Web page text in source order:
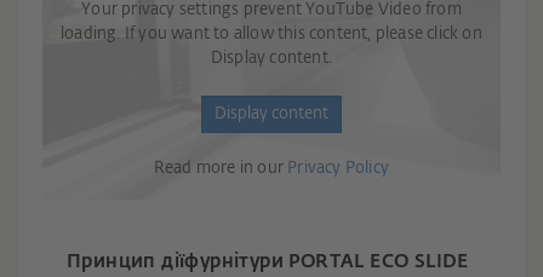
Your privacy settings prevent YouTube Video from
loading. If you want to allow this content, please click on
Display content.
Display content
Read more in our Privacy Policy
Принцип діїфурнітури PORTAL ECO SLIDE